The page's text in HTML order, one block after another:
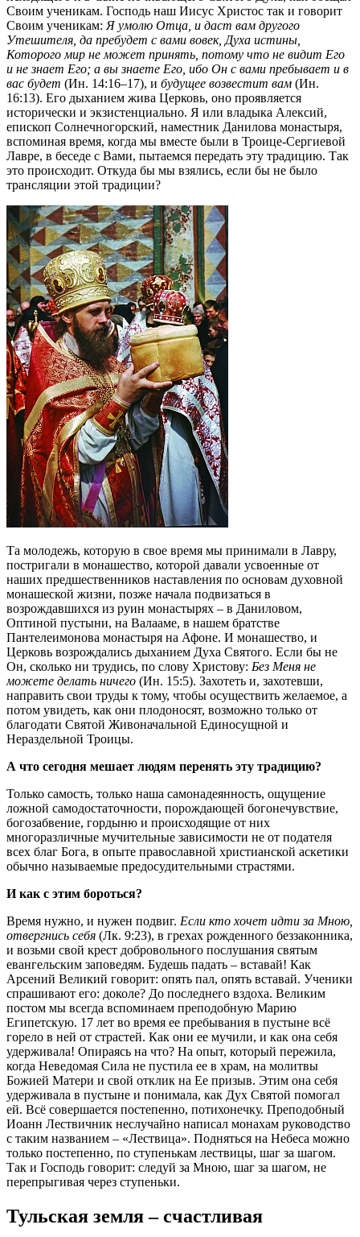
Своим ученикам. Господь наш Иисус Христос так и говорит
Своим ученикам: Я умолю Отца, и даст вам другого
Утешителя, да пребудет с вами вовек, Духа истины,
Которого мир не может принять, потому что не видит Его
и не знает Его; а вы знаете Его, ибо Он с вами пребывает и в
вас будет (Ин. 14:16–17), и будущее возвестит вам (Ин.
16:13). Его дыханием жива Церковь, оно проявляется
исторически и экзистенциально. Я или владыка Алексий,
епископ Солнечногорский, наместник Данилова монастыря,
вспоминая время, когда мы вместе были в Троице-Сергиевой
Лавре, в беседе с Вами, пытаемся передать эту традицию. Так
это происходит. Откуда бы мы взялись, если бы не было
трансляции этой традиции?
Та молодежь, которую в свое время мы принимали в Лавру,
постригали в монашество, которой давали усвоенные от
наших предшественников наставления по основам духовной
монашеской жизни, позже начала подвизаться в
возрождавшихся из руин монастырях – в Даниловом,
Оптиной пустыни, на Валааме, в нашем братстве
Пантелеимонова монастыря на Афоне. И монашество, и
Церковь возрождались дыханием Духа Святого. Если бы не
Он, сколько ни трудись, по слову Христову: Без Меня не
можете делать ничего (Ин. 15:5). Захотеть и, захотевши,
направить свои труды к тому, чтобы осуществить желаемое, а
потом увидеть, как они плодоносят, возможно только от
благодати Святой Живоначальной Единосущной и
Нераздельной Троицы.
А что сегодня мешает людям перенять эту традицию?
Только самость, только наша самонадеянность, ощущение
ложной самодостаточности, порождающей богонечувствие,
богозабвение, гордыню и происходящие от них
многоразличные мучительные зависимости не от подателя
всех благ Бога, в опыте православной христианской аскетики
обычно называемые предосудительными страстями.
И как с этим бороться?
Время нужно, и нужен подвиг. Если кто хочет идти за Мною,
отвергнись себя (Лк. 9:23), в грехах рожденного беззаконника,
и возьми свой крест добровольного послушания святым
евангельским заповедям. Будешь падать – вставай! Как
Арсений Великий говорит: опять пал, опять вставай. Ученики
спрашивают его: доколе? До последнего вздоха. Великим
постом мы всегда вспоминаем преподобную Марию
Египетскую. 17 лет во время ее пребывания в пустыне всё
горело в ней от страстей. Как они ее мучили, и как она себя
удерживала! Опираясь на что? На опыт, который пережила,
когда Неведомая Сила не пустила ее в храм, на молитвы
Божией Матери и свой отклик на Ее призыв. Этим она себя
удерживала в пустыне и понимала, как Дух Святой помогал
ей. Всё совершается постепенно, потихонечку. Преподобный
Иоанн Лествичник неслучайно написал монахам руководство
с таким названием – «Лествица». Подняться на Небеса можно
только постепенно, по ступенькам лествицы, шаг за шагом.
Так и Господь говорит: следуй за Мною, шаг за шагом, не
перепрыгивая через ступеньки.
Тульская земля – счастливая